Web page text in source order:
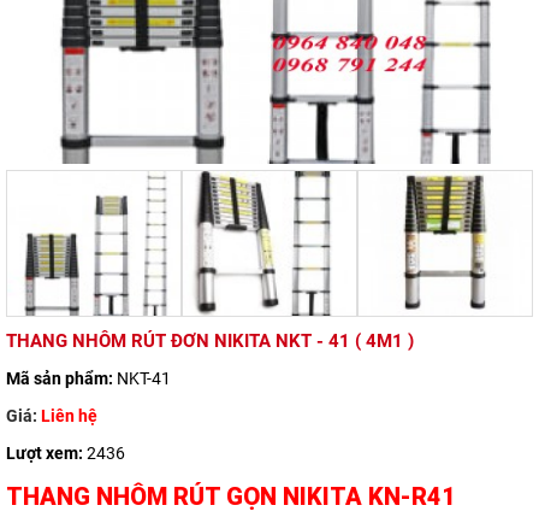
THANG NHÔM RÚT ĐƠN NIKITA NKT - 41 ( 4M1 )
Mã sản phẩm: NKT-41
Giá: Liên hệ
Lượt xem: 2436
THANG NHÔM RÚT GỌN NIKITA KN-R41